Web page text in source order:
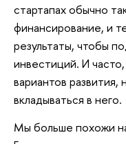
стартапах обычно
финансирование, и
результаты, чтобы
инвестиций. И
вариантов
вкладываться в него.
Мы больше похожи